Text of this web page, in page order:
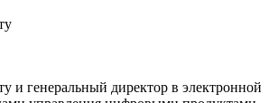
и генеральный директор в электронной